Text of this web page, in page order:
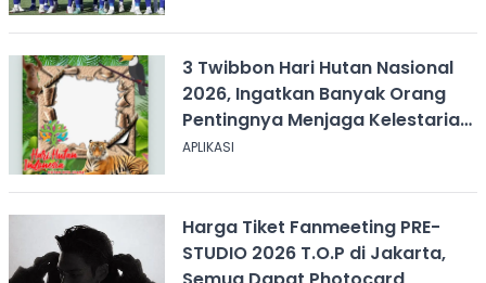
3 Twibbon Hari Hutan Nasional
2026, Ingatkan Banyak Orang
Pentingnya Menjaga Kelestarian
Hutan
APLIKASI
Harga Tiket Fanmeeting PRE-
STUDIO 2026 T.O.P di Jakarta,